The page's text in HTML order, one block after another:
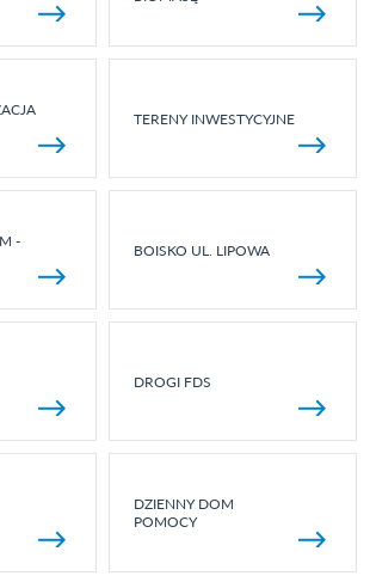
TERENY INWESTYCYJNE
-
BOISKO UL. LIPOWA
DROGI FDS
DZIENNY DOM
POMOCY